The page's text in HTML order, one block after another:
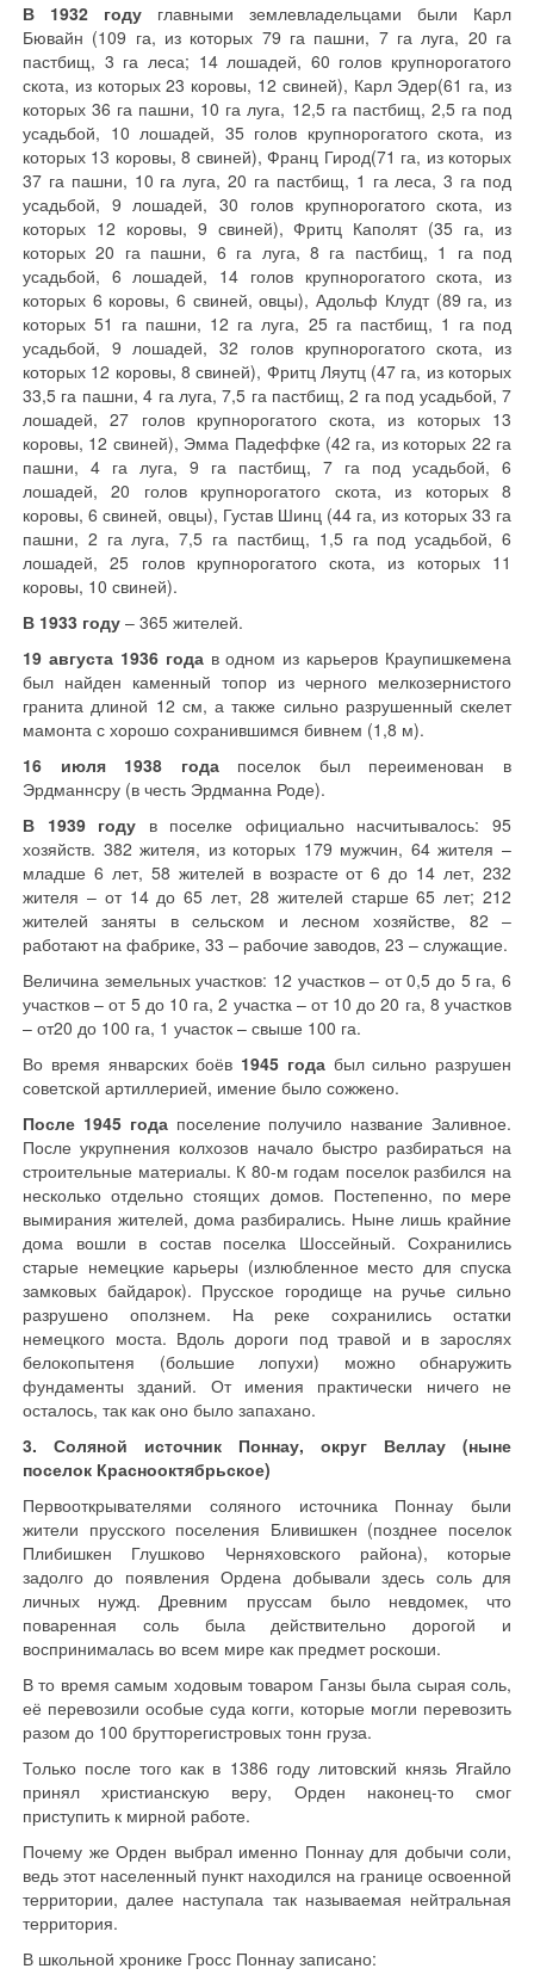
В 1932 году главными землевладельцами были Карл
Бювайн (109 га, из которых 79 га пашни, 7 га луга, 20 га
пастбищ, 3 га леса; 14 лошадей, 60 голов крупнорогатого
скота, из которых 23 коровы, 12 свиней), Карл Эдер(61 га, из
которых 36 га пашни, 10 га луга, 12,5 га пастбищ, 2,5 га под
усадьбой, 10 лошадей, 35 голов крупнорогатого скота, из
которых 13 коровы, 8 свиней), Франц Гирод(71 га, из которых
37 га пашни, 10 га луга, 20 га пастбищ, 1 га леса, 3 га под
усадьбой, 9 лошадей, 30 голов крупнорогатого скота, из
которых 12 коровы, 9 свиней), Фритц Каполят (35 га, из
которых 20 га пашни, 6 га луга, 8 га пастбищ, 1 га под
усадьбой, 6 лошадей, 14 голов крупнорогатого скота, из
которых 6 коровы, 6 свиней, овцы), Адольф Клудт (89 га, из
которых 51 га пашни, 12 га луга, 25 га пастбищ, 1 га под
усадьбой, 9 лошадей, 32 голов крупнорогатого скота, из
которых 12 коровы, 8 свиней), Фритц Ляутц (47 га, из которых
33,5 га пашни, 4 га луга, 7,5 га пастбищ, 2 га под усадьбой, 7
лошадей, 27 голов крупнорогатого скота, из которых 13
коровы, 12 свиней), Эмма Падеффке (42 га, из которых 22 га
пашни, 4 га луга, 9 га пастбищ, 7 га под усадьбой, 6
лошадей, 20 голов крупнорогатого скота, из которых 8
коровы, 6 свиней, овцы), Густав Шинц (44 га, из которых 33 га
пашни, 2 га луга, 7,5 га пастбищ, 1,5 га под усадьбой, 6
лошадей, 25 голов крупнорогатого скота, из которых 11
коровы, 10 свиней).
В 1933 году – 365 жителей.
19 августа 1936 годав одном из карьеров Краупишкемена
был найден каменный топор из черного мелкозернистого
гранита длиной 12 см, а также сильно разрушенный скелет
мамонта с хорошо сохранившимся бивнем (1,8 м).
16 июля 1938 годапоселок был переименован в
Эрдманнсру (в честь Эрдманна Роде).
В 1939 году в поселке официально насчитывалось: 95
хозяйств. 382 жителя, из которых 179 мужчин, 64 жителя –
младше 6 лет, 58 жителей в возрасте от 6 до 14 лет, 232
жителя – от 14 до 65 лет, 28 жителей старше 65 лет; 212
жителей заняты в сельском и лесном хозяйстве, 82 –
работают на фабрике, 33 – рабочие заводов, 23 – служащие.
Величина земельных участков: 12 участков – от 0,5 до 5 га, 6
участков – от 5 до 10 га, 2 участка – от 10 до 20 га, 8 участков
– от20 до 100 га, 1 участок – свыше 100 га.
Во время январских боёв 1945 годабыл сильно разрушен
советской артиллерией, имение было сожжено.
После 1945 годапоселение получило название Заливное.
После укрупнения колхозов начало быстро разбираться на
строительные материалы. К 80-м годам поселок разбился на
несколько отдельно стоящих домов. Постепенно, по мере
вымирания жителей, дома разбирались. Ныне лишь крайние
дома вошли в состав поселка Шоссейный. Сохранились
старые немецкие карьеры (излюбленное место для спуска
замковых байдарок). Прусское городище на ручье сильно
разрушено оползнем. На реке сохранились остатки
немецкого моста. Вдоль дороги под травой и в зарослях
белокопытеня (большие лопухи) можно обнаружить
фундаменты зданий. От имения практически ничего не
осталось, так как оно было запахано.
3. Соляной источник Поннау, округ Веллау (ныне
поселок Краснооктябрьское)
Первооткрывателями соляного источника Поннау были
жители прусского поселения Бливишкен (позднее поселок
Плибишкен Глушково Черняховского района), которые
задолго до появления Ордена добывали здесь соль для
личных нужд. Древним пруссам было невдомек, что
поваренная соль была действительно дорогой и
воспринималась во всем мире как предмет роскоши.
В то время самым ходовым товаром Ганзы была сырая соль,
её перевозили особые суда когги, которые могли перевозить
разом до 100 брутторегистровых тонн груза.
Только после того как в 1386 году литовский князь Ягайло
принял христианскую веру, Орден наконец-то смог
приступить к мирной работе.
Почему же Орден выбрал именно Поннау для добычи соли,
ведь этот населенный пункт находился на границе освоенной
территории, далее наступала так называемая нейтральная
территория.
В школьной хронике Гросс Поннау записано: